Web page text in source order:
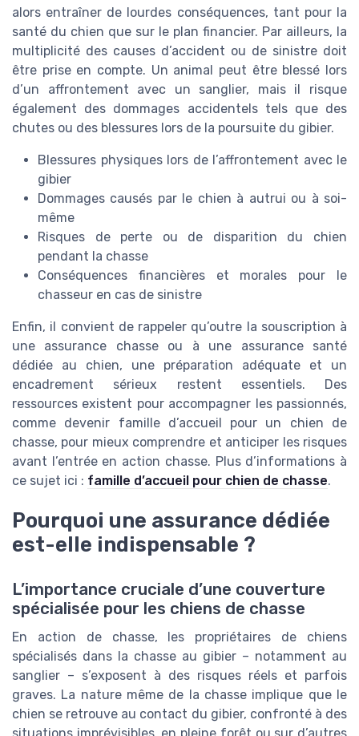
alors entraîner de lourdes conséquences, tant pour la
santé du chien que sur le plan financier. Par ailleurs, la
multiplicité des causes d’accident ou de sinistre doit
être prise en compte. Un animal peut être blessé lors
d’un affrontement avec un sanglier, mais il risque
également des dommages accidentels tels que des
chutes ou des blessures lors de la poursuite du gibier.
Blessures physiques lors de l’affrontement avec le
gibier
Dommages causés par le chien à autrui ou à soi-
même
Risques de perte ou de disparition du chien
pendant la chasse
Conséquences financières et morales pour le
chasseur en cas de sinistre
Enfin, il convient de rappeler qu’outre la souscription à
une assurance chasse ou à une assurance santé
dédiée au chien, une préparation adéquate et un
encadrement sérieux restent essentiels. Des
ressources existent pour accompagner les passionnés,
comme devenir famille d’accueil pour un chien de
chasse, pour mieux comprendre et anticiper les risques
avant l’entrée en action chasse. Plus d’informations à
ce sujet ici : famille d’accueil pour chien de chasse.
Pourquoi une assurance dédiée
est-elle indispensable ?
L’importance cruciale d’une couverture
spécialisée pour les chiens de chasse
En action de chasse, les propriétaires de chiens
spécialisés dans la chasse au gibier – notamment au
sanglier – s’exposent à des risques réels et parfois
graves. La nature même de la chasse implique que le
chien se retrouve au contact du gibier, confronté à des